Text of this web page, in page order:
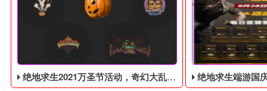
绝地求生2021万圣节活动，奇幻大乱斗回归，还有新皮肤和新地图 绝地求生端游国庆节的终极白嫖活